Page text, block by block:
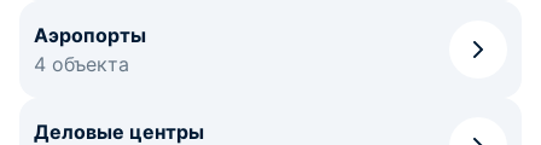
Аэропорты
4 объекта
Деловые центры